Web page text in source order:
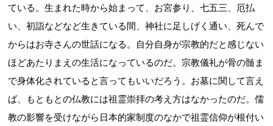
ている。生まれた時から始まって、お宮参り、七五三、厄払
い、初詣などなど生きている間、神社に足しげく通い、死んで
からはお寺さんの世話になる。自分自身が宗教的だと感じない
ほどあたりまえの生活になっているのだ。宗教儀礼が骨の髄ま
で身体化されていると言ってもいいだろう。お墓に関して言え
ば、もともとの仏教には祖霊崇拝の考え方はなかったのだ。儒
教の影響を受けながら日本的家制度のなかで祖霊信仰が根付い